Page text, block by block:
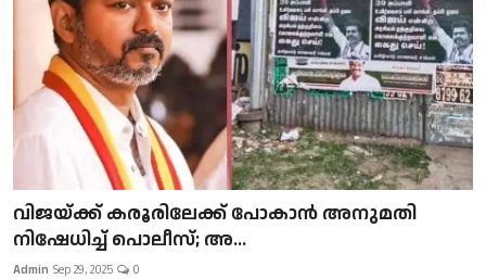
വിജയ്ക്ക് കരൂരിലേക്ക് പോകാൻ അനുമതി
നിഷേധിച്ച് പൊലീസ്; അ...
Admin Sep 29, 2025 0